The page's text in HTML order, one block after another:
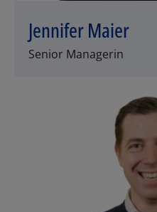
Jennifer Maier
Senior Managerin